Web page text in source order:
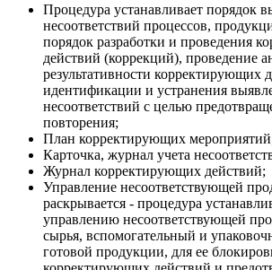
Процедура устанавливает порядок
несоответствий процессов,
порядок разработки и проведения
действий (коррекций), проведение
результативности корректирующих
идентификации и устранения
несоответствий с целью
повторения;
План корректирующих
Карточка, журнал учета
Журнал корректирующих действий;
Управление несоответствующей
раскрывается - процедура
управлению несоответствующей
сырья, вспомогательный и
готовой продукции, для ее